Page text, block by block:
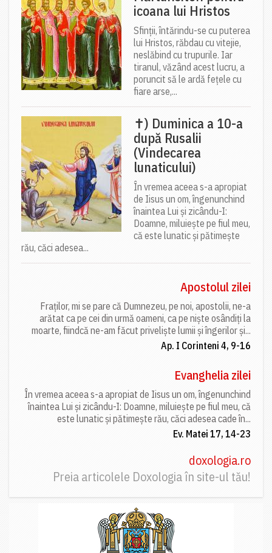
icoana lui Hristos
Sfinții, întărindu-se cu puterea
lui Hristos, răbdau cu vitejie,
neslăbind cu trupurile. Iar
tiranul, văzând acest lucru, a
poruncit să le ardă fețele cu
fiare arse,...
✝) Duminica a 10-a
după Rusalii
(Vindecarea
lunaticului)
În vremea aceea s-a apropiat
de Iisus un om, îngenunchind
înaintea Lui și zicându-I:
Doamne, miluiește pe fiul meu,
că este lunatic și pătimește
rău, căci adesea...
Apostolul zilei
Fraților, mi se pare că Dumnezeu, pe noi, apostolii, ne-a
arătat ca pe cei din urmă oameni, ca pe niște osândiți la
moarte, fiindcă ne-am făcut priveliște lumii și îngerilor și...
Ap. I Corinteni 4, 9-16
Evanghelia zilei
În vremea aceea s-a apropiat de Iisus un om, îngenunchind
înaintea Lui și zicându-I: Doamne, miluiește pe fiul meu, că
este lunatic și pătimește rău, căci adesea cade în...
Ev. Matei 17, 14-23
doxologia.ro
Preia articolele Doxologia în site-ul tău!